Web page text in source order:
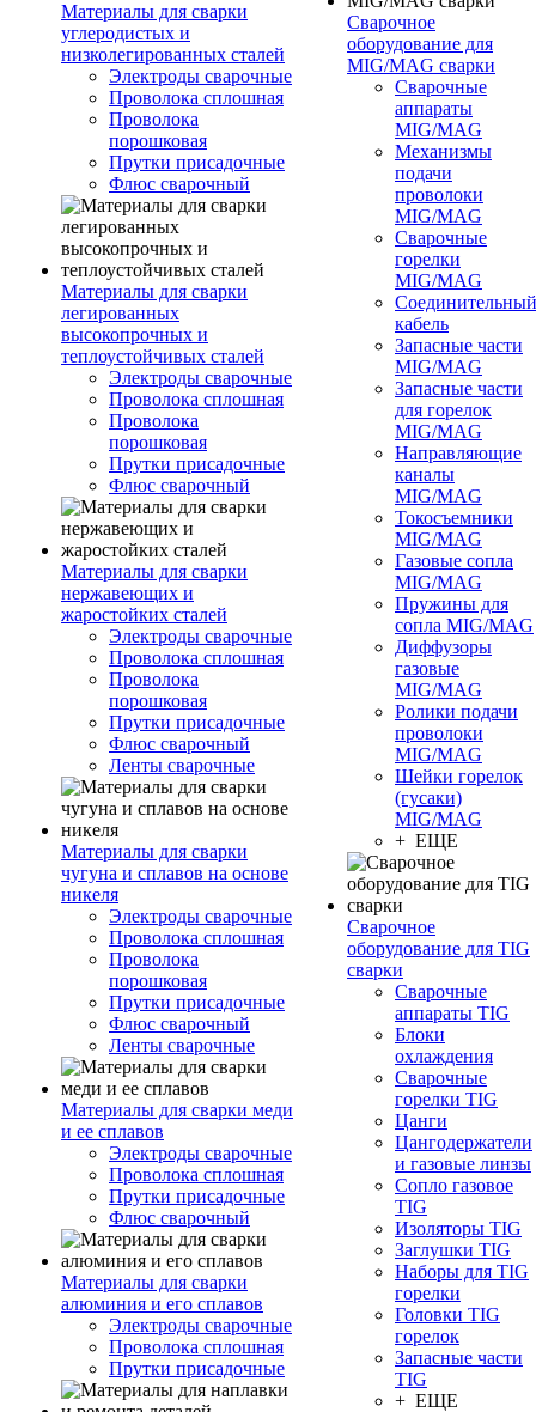
Материалы для сварки
углеродистых и
низколегированных сталей
Электроды сварочные
Проволока сплошная
Проволока
порошковая
Прутки присадочные
Флюс сварочный
Материалы для сварки
легированных
высокопрочных и
теплоустойчивых сталей
Электроды сварочные
Проволока сплошная
Проволока
порошковая
Прутки присадочные
Флюс сварочный
Материалы для сварки
нержавеющих и
жаростойких сталей
Электроды сварочные
Проволока сплошная
Проволока
порошковая
Прутки присадочные
Флюс сварочный
Ленты сварочные
Материалы для сварки
чугуна и сплавов на основе
никеля
Электроды сварочные
Проволока сплошная
Проволока
порошковая
Прутки присадочные
Флюс сварочный
Ленты сварочные
Материалы для сварки меди
и ее сплавов
Электроды сварочные
Проволока сплошная
Прутки присадочные
Флюс сварочный
Материалы для сварки
алюминия и его сплавов
Электроды сварочные
Проволока сплошная
Прутки присадочные
Сварочное
оборудование для
MIG/MAG сварки
Сварочные
аппараты
MIG/MAG
Механизмы
подачи
проволоки
MIG/MAG
Сварочные
горелки
MIG/MAG
Соединительный
кабель
Запасные части
MIG/MAG
Запасные части
для горелок
MIG/MAG
Направляющие
каналы
MIG/MAG
Токосъемники
MIG/MAG
Газовые сопла
MIG/MAG
Пружины для
сопла MIG/MAG
Диффузоры
газовые
MIG/MAG
Ролики подачи
проволоки
MIG/MAG
Шейки горелок
(гусаки)
MIG/MAG
+ ЕЩЕ
Сварочное
оборудование для TIG
сварки
Сварочные
аппараты TIG
Блоки
охлаждения
Сварочные
горелки TIG
Цанги
Цангодержатели
и газовые линзы
Сопло газовое
TIG
Изоляторы TIG
Заглушки TIG
Наборы для TIG
горелки
Головки TIG
горелок
Запасные части
TIG
+ ЕЩЕ